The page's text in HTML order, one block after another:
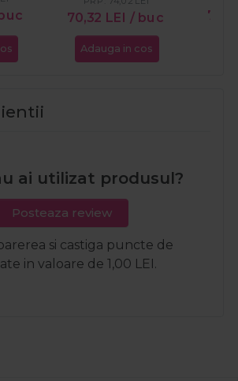
70,32 LEI / buc
Adauga in cos
ai utilizat produsul?
Posteaza review
si castiga puncte de
in valoare de 1,00 LEI.